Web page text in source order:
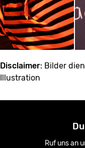
Disclaimer: Bilder
Illustration
Ruf uns an